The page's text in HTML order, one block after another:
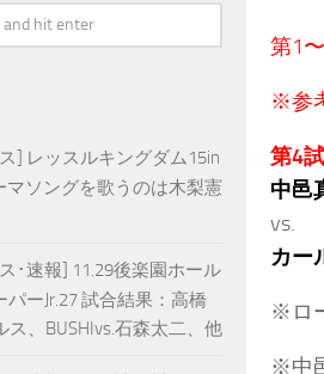
第1
※参
第4
中邑
vs.
カー
※ロ
※中
] レッスルキングダム15in
マソングを歌うのは木梨憲
･速報] 11.29後楽園ホール
ーJr.27 試合結果：高橋
ス、BUSHIvs.石森太二、他